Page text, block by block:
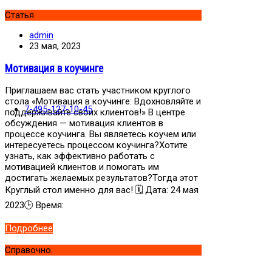
7-495-127-10-45
Статья
admin
23 мая, 2023
Мотивация в коучинге
Приглашаем вас стать участником круглого
стола «Мотивация в коучинге: Вдохновляйте и
поддерживайте своих клиентов!» В центре
обсуждения — мотивация клиентов в
процессе коучинга. Вы являетесь коучем или
интересуетесь процессом коучинга?Хотите
узнать, как эффективно работать с
мотивацией клиентов и помогать им
достигать желаемых результатов?Тогда этот
Круглый стол именно для вас! 🗓 Дата: 24 мая
2023🕒 Время:
Подробнее
Справочно